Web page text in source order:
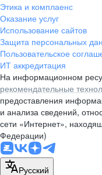
Этика и комплаенс
Оказание услуг
Использование сайтов
Защита персональных
Пользовательское
ИТ аккредитация
На информационном
рекомендательные
предоставления
и анализа сведений,
сети «Интернет»,
Федерации)
Русский